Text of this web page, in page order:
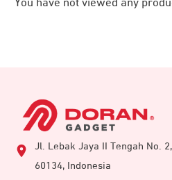
Mau berganti mode transmitter
dilakukan dengan mudah.
transmitter. Terdapat LED
You have not viewed any
Jl. Lebak Jaya II Tengah No.
60134, Indonesia